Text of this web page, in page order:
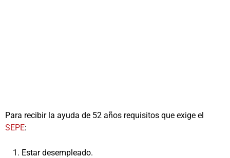
Para recibir la ayuda de 52 años requisitos que exige el
SEPE:
Estar desempleado.